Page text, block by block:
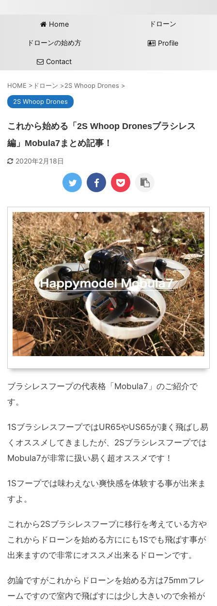
Home ドローン
ドローンの始め方 Profile
Contact
HOME > ドローン >2S Whoop Drones >
2S Whoop Drones
これから始める「2S Whoop Dronesブラシレス
編」Mobula7まとめ記事！
2020年2月18日
ブラシレスフープの代表格「Mobula7」のご紹介で
す。
1SブラシレスフープではUR65やUS65が凄く飛ばし易
くオススメしてきましたが、2Sブラシレスフープでは
Mobula7が非常に扱い易く超オススメです！
1Sフープでは味わえない爽快感を体験する事が出来ま
すよ。
これから2Sブラシレスフープに移行を考えている方や
これからドローンを始める方ににも1Sでも飛ばす事が
出来ますので非常にオススメ出来るドローンです。
勿論ですがこれからドローンを始める方は75mmフレ
ームですので室内で飛ばすには少し大きいので余裕が